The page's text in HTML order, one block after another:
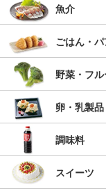
魚介
ごはん・
野菜・フ
卵・乳製品
調味料
スイーツ